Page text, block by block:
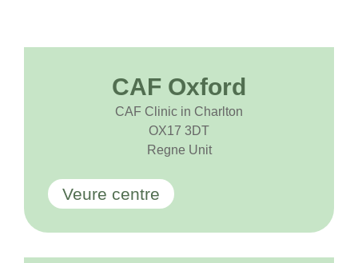
CAF Oxford
CAF Clinic in Charlton
OX17 3DT
Regne Unit
Veure centre